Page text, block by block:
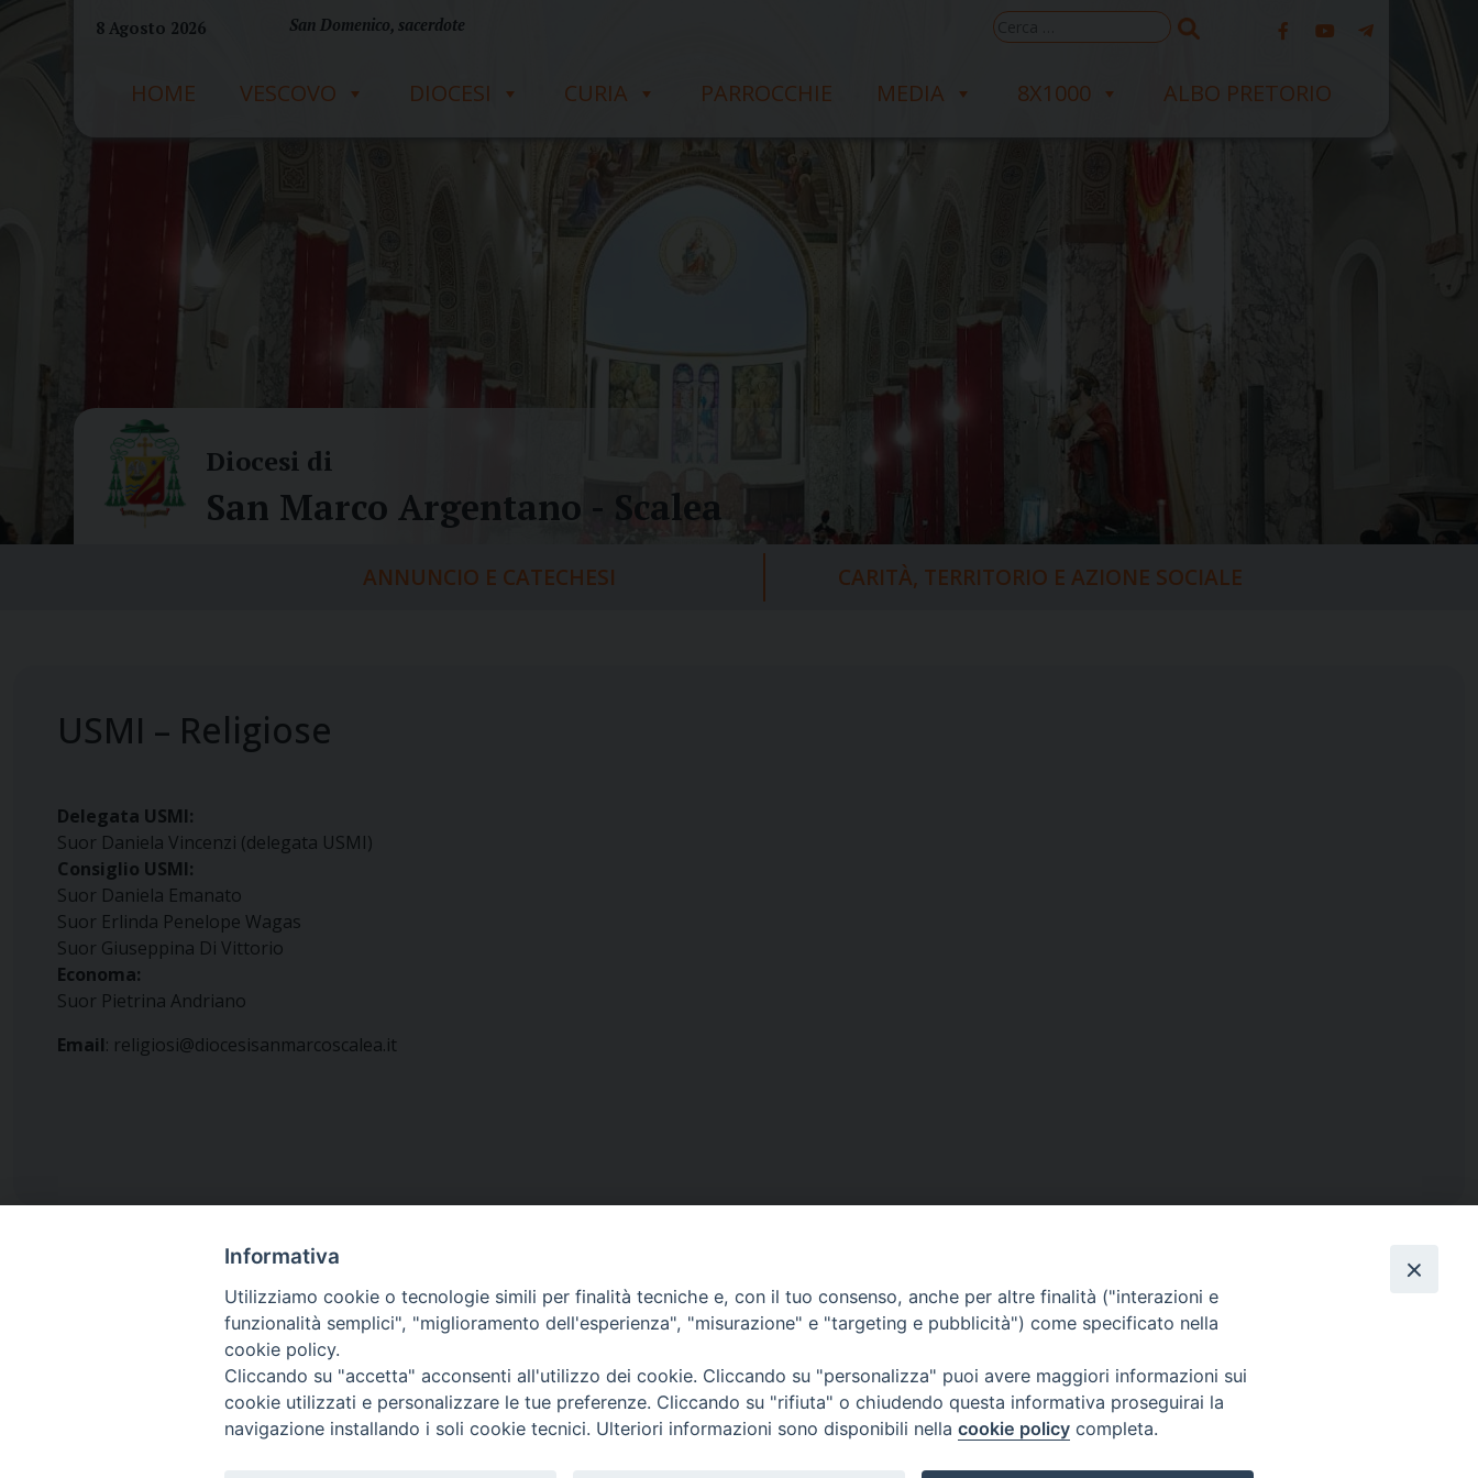
8 Agosto 2026 San Domenico, sacerdote
Ricerca
per:
HOME VESCOVO DIOCESI CURIA PARROCCHIE MEDIA 8X1000 ALBO PRETORIO
Diocesi di
San Marco Argentano - Scalea
ANNUNCIO E CATECHESI CARITÀ, TERRITORIO E AZIONE SOCIALE
USMI – Religiose
Delegata USMI:
Suor Daniela Vincenzi (delegata USMI)
Consiglio USMI:
Suor Daniela Emanato
Suor Erlinda Penelope Wagas
Suor Giuseppina Di Vittorio
Economa:
Suor Pietrina Andriano
Email: religiosi@diocesisanmarcoscalea.it
Diocesi di
San Marco Argentano - Scalea
Piazza Duomo 6 (145,52 km)
CONTATTACI MODULISTICA
WEBMAIL
RENDICONTO 8X1000
Informativa
Utilizziamo cookie o tecnologie simili per finalità tecniche e, con il tuo consenso, anche per altre finalità ("interazioni e
funzionalità semplici", "miglioramento dell'esperienza", "misurazione" e "targeting e pubblicità") come specificato nella
cookie policy.
Cliccando su "accetta" acconsenti all'utilizzo dei cookie. Cliccando su "personalizza" puoi avere maggiori informazioni sui
cookie utilizzati e personalizzare le tue preferenze. Cliccando su "rifiuta" o chiudendo questa informativa proseguirai la
navigazione installando i soli cookie tecnici. Ulteriori informazioni sono disponibili nella cookie policy completa.